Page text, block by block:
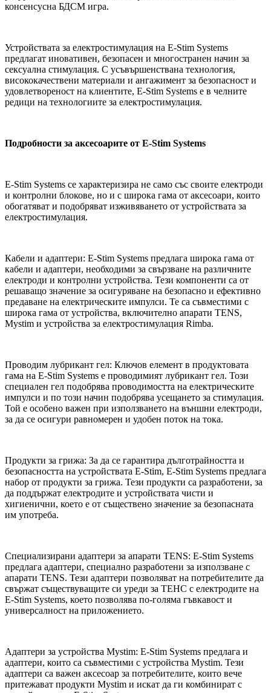
консенсусна БДСМ игра.
Устройствата за електростимулация на E-Stim Systems
предлагат иновативен, безопасен и многостранен начин за
сексуална стимулация. С усъвършенствана технология,
висококачествени материали и ангажимент за безопасност и
удовлетвореност на клиентите, E-Stim Systems е в челните
редици на технологиите за електростимулация.
Подробности за аксесоарите от E-Stim Systems
E-Stim Systems се характеризира не само със своите електроди
и контролни блокове, но и с широка гама от аксесоари, които
обогатяват и подобряват изживяването от устройствата за
електростимулация.
Кабели и адаптери: E-Stim Systems предлага широка гама от
кабели и адаптери, необходими за свързване на различните
електроди и контролни устройства. Тези компоненти са от
решаващо значение за осигуряване на безопасно и ефективно
предаване на електрическите импулси. Те са съвместими с
широка гама от устройства, включително апарати TENS,
Mystim и устройства за електростимулация Rimba.
Проводим лубрикант гел: Ключов елемент в продуктовата
гама на E-Stim Systems е проводимият лубрикант гел. Този
специален гел подобрява проводимостта на електрическите
импулси и по този начин подобрява усещането за стимулация.
Той е особено важен при използването на външни електроди,
за да се осигури равномерен и удобен поток на тока.
Продукти за грижа: За да се гарантира дълготрайността и
безопасността на устройствата E-Stim, E-Stim Systems предлага
набор от продукти за грижа. Тези продукти са разработени, за
да поддържат електродите и устройствата чисти и
хигиенични, което е от съществено значение за безопасната
им употреба.
Специализирани адаптери за апарати TENS: E-Stim Systems
предлага адаптери, специално разработени за използване с
апарати TENS. Тези адаптери позволяват на потребителите да
свържат съществуващите си уреди за ТЕНС с електродите на
E-Stim Systems, което позволява по-голяма гъвкавост и
универсалност на приложението.
Адаптери за устройства Mystim: E-Stim Systems предлага и
адаптери, които са съвместими с устройства Mystim. Тези
адаптери са важен аксесоар за потребителите, които вече
притежават продукти Mystim и искат да ги комбинират с